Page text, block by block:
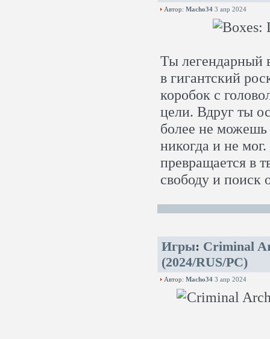
Автор: Macho34 3 апр 2024
Ты легендарный
в гигантский
коробок с
цели. Вдруг ты
более не можешь
никогда и не
превращается в
свободу и поиск
Игры: Criminal
(2024/RUS/PC)
Автор: Macho34 3 апр 2024